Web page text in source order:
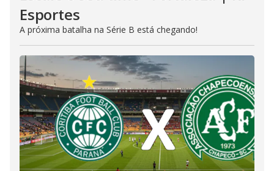
Esportes
A próxima batalha na Série B está chegando!